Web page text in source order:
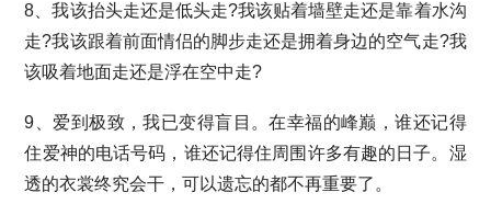
8、我该抬头走还是低头走?我该贴着墙壁走还是靠着水沟
走?我该跟着前面情侣的脚步走还是拥着身边的空气走?我
该吸着地面走还是浮在空中走?
9、爱到极致，我已变得盲目。在幸福的峰巅，谁还记得
住爱神的电话号码，谁还记得住周围许多有趣的日子。湿
透的衣裳终究会干，可以遗忘的都不再重要了。